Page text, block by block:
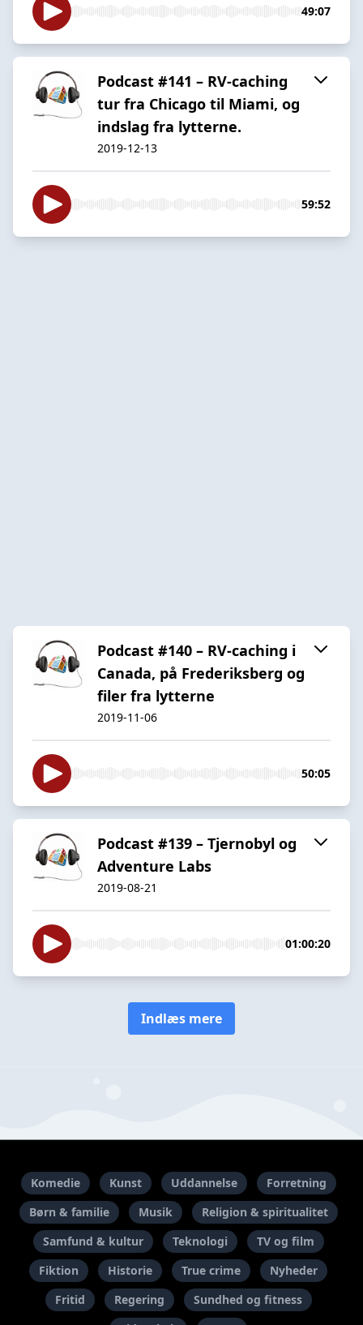
49:07
Podcast #141 – RV-caching
tur fra Chicago til Miami, og
indslag fra lytterne.
2019-12-13
59:52
Podcast #140 – RV-caching i
Canada, på Frederiksberg og
filer fra lytterne
2019-11-06
50:05
Podcast #139 – Tjernobyl og
Adventure Labs
2019-08-21
01:00:20
Indlæs mere
Komedie Kunst Uddannelse
Forretning
Børn & familie
Musik
Religion & spiritualitet
Samfund & kultur
Teknologi
TV og film
Fiktion
Historie True crime
Nyheder
Fritid
Regering
Sundhed og fitness